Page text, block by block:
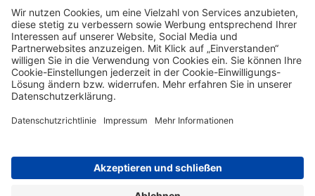
Impressum Datenschutz Barrierefreiheit